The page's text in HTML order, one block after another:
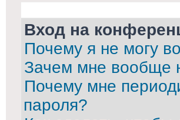
Вход на
Почему я не могу
Зачем мне вообще
Почему мне
пароля?